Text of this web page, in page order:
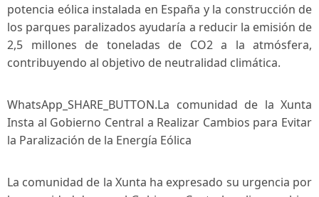
potencia eólica instalada en España y ​la construcción de
los parques paralizados ayudaría a reducir la emisión de
2,5 millones de toneladas de CO2 a la atmósfera,
contribuyendo ⁣al objetivo de neutralidad climática.
WhatsApp_SHARE_BUTTON.La comunidad de la Xunta
Insta ⁣al Gobierno Central a Realizar Cambios para Evitar
la Paralización de la ‌Energía Eólica
La comunidad de la Xunta ha expresado su urgencia ​por